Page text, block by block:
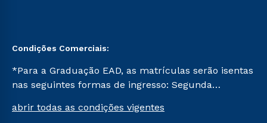
Condições Comerciais:
*Para a Graduação EAD, as matrículas serão isentas
nas seguintes formas de ingresso: Segunda
Já para as demais, a taxa de matrícula será de R$
abrir todas as condições vigentes